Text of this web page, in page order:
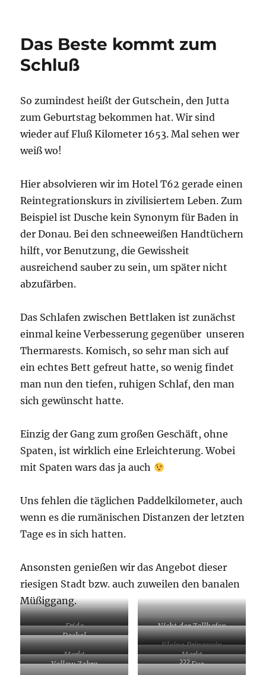
Das Beste kommt zum
Schluß
So zumindest heißt der Gutschein, den Jutta
zum Geburtstag bekommen hat. Wir sind
wieder auf Fluß Kilometer 1653. Mal sehen wer
weiß wo!
Hier absolvieren wir im Hotel T62 gerade einen
Reintegrationskurs in zivilisiertem Leben. Zum
Beispiel ist Dusche kein Synonym für Baden in
der Donau. Bei den schneeweißen Handtüchern
hilft, vor Benutzung, die Gewissheit
ausreichend sauber zu sein, um später nicht
abzufärben.
Das Schlafen zwischen Bettlaken ist zunächst
einmal keine Verbesserung gegenüber unseren
Thermarests. Komisch, so sehr man sich auf
ein echtes Bett gefreut hatte, so wenig findet
man nun den tiefen, ruhigen Schlaf, den man
sich gewünscht hatte.
Einzig der Gang zum großen Geschäft, ohne
Spaten, ist wirklich eine Erleichterung. Wobei
mit Spaten wars das ja auch
Uns fehlen die täglichen Paddelkilometer, auch
wenn es die rumänischen Distanzen der letzten
Tage es in sich hatten.
Ansonsten genießen wir das Angebot dieser
riesigen Stadt bzw. auch zuweilen den banalen
Müßiggang.
Frida
Nicht der Zollhafen
Deckel
Kleine Prinzessin
Markt
Markt
Yellow Zebra
??? Eye